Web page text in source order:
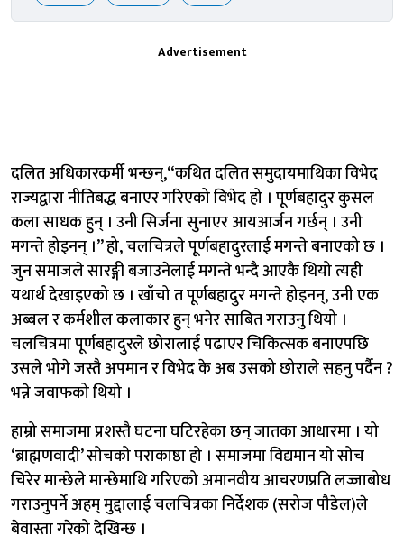
Advertisement
दलित अधिकारकर्मी भन्छन्,“कथित दलित समुदायमाथिका विभेद
राज्यद्वारा नीतिबद्ध बनाएर गरिएको विभेद हो । पूर्णबहादुर कुसल
कला साधक हुन् । उनी सिर्जना सुनाएर आयआर्जन गर्छन् । उनी
मगन्ते होइनन् ।” हो, चलचित्रले पूर्णबहादुरलाई मगन्ते बनाएको छ ।
जुन समाजले सारङ्गी बजाउनेलाई मगन्ते भन्दै आएकै थियो त्यही
यथार्थ देखाइएको छ । खाँचो त पूर्णबहादुर मगन्ते होइनन्, उनी एक
अब्बल र कर्मशील कलाकार हुन् भनेर साबित गराउनु थियो ।
चलचित्रमा पूर्णबहादुरले छोरालाई पढाएर चिकित्सक बनाएपछि
उसले भोगे जस्तै अपमान र विभेद के अब उसको छोराले सहनु पर्दैन ?
भन्ने जवाफको थियो ।
हाम्रो समाजमा प्रशस्तै घटना घटिरहेका छन् जातका आधारमा । यो
‘ब्राह्मणवादी’ सोचको पराकाष्ठा हो । समाजमा विद्यमान यो सोच
चिरेर मान्छेले मान्छेमाथि गरिएको अमानवीय आचरणप्रति लज्जाबोध
गराउनुपर्ने अहम् मुद्दालाई चलचित्रका निर्देशक (सरोज पौडेल)ले
बेवास्ता गरेको देखिन्छ ।